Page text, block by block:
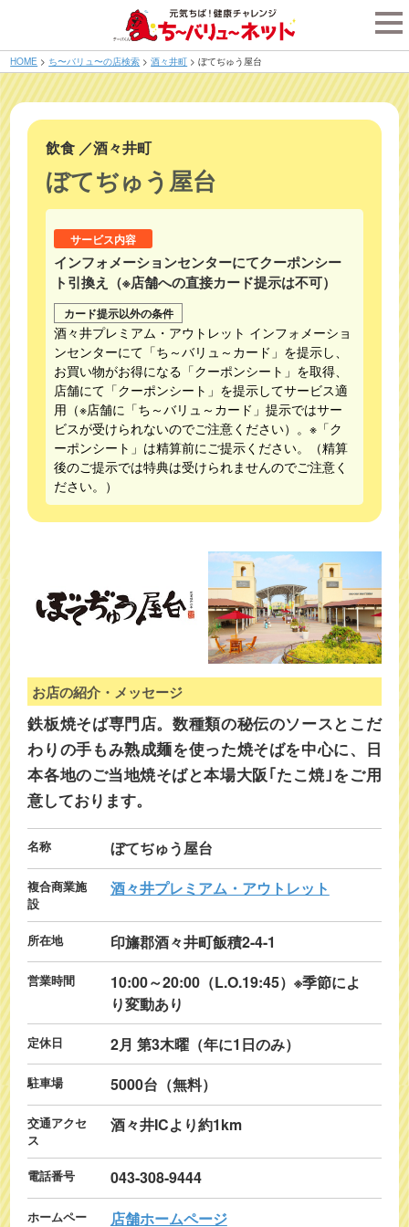
HOME > ち〜バリュ〜の店検索 >酒々井町 >ぼてぢゅう屋台
飲食 ／酒々井町
ぼてぢゅう屋台
サービス内容
インフォメーションセンターにてクーポンシー
ト引換え（※店舗への直接カード提示は不可）
カード提示以外の条件
酒々井プレミアム・アウトレット インフォメーショ
ンセンターにて「ち～バリュ～カード」を提示し、
お買い物がお得になる「クーポンシート」を取得、
店舗にて「クーポンシート」を提示してサービス適
用（※店舗に「ち～バリュ～カード」提示ではサー
ビスが受けられないのでご注意ください）。※「ク
ーポンシート」は精算前にご提示ください。（精算
後のご提示では特典は受けられませんのでご注意く
ださい。）
お店の紹介・メッセージ
鉄板焼そば専門店。数種類の秘伝のソースとこだ
わりの手もみ熟成麺を使った焼そばを中心に、日
本各地のご当地焼そばと本場大阪｢たこ焼｣をご用
意しております。
名称 ぼてぢゅう屋台
複合商業施
設
酒々井プレミアム・アウトレット
所在地 印旛郡酒々井町飯積2-4-1
営業時間
10:00～20:00（L.O.19:45）※季節によ
り変動あり
定休日 2月 第3木曜（年に1日のみ）
駐車場 5000台（無料）
交通アクセ
ス
酒々井ICより約1km
電話番号 043-308-9444
ホームペー
店舗ホームページ